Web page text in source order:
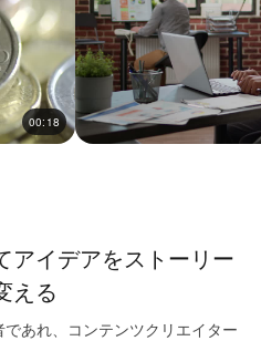
00:18
アイデアをストーリー
える
あれ、コンテンツクリエイター